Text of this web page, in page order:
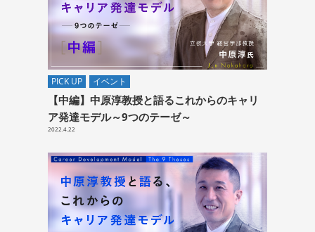
PICK UP イベント
【中編】中原淳教授と語るこれからのキャリ
ア発達モデル～9つのテーゼ～
2022.4.22